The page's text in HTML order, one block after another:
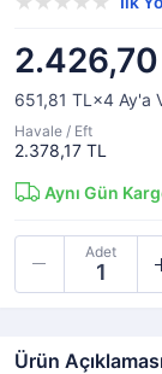
651,81 TL×4 Ay'a
Havale / Eft
2.378,17 TL
Aynı Gün
Adet
Ürün